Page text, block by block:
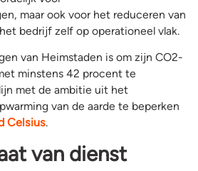
maar ook voor het reduceren van
bedrijf zelf op operationeel vlak.
van Heimstaden is om zijn CO2-
minstens 42 procent te
met de ambitie uit het
van de aarde te beperken
Celsius.
van dienst